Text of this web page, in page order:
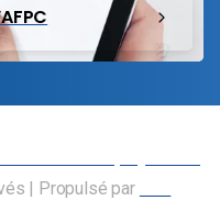
| Propulsé par